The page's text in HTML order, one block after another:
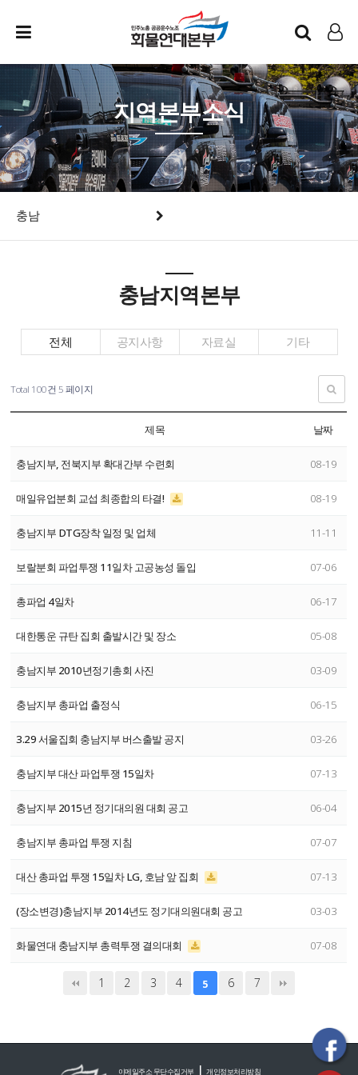
인트라넷
LOG IN
지역본부소식
충남
충남지역본부
전체 공지사항 자료실 기타
Total 100건 5 페이지
제목 날짜
충남지부, 전북지부 확대간부 수련회 08-19
매일유업분회 교섭 최종합의 타결! 08-19
충남지부 DTG장착 일정 및 업체 11-11
보랄분회 파업투쟁 11일차 고공농성 돌입 07-06
총파업 4일차 06-17
대한통운 규탄 집회 출발시간 및 장소 05-08
충남지부 2010년정기총회 사진 03-09
충남지부 총파업 출정식 06-15
3.29 서울집회 충남지부 버스출발 공지 03-26
충남지부 대산 파업투쟁 15일차 07-13
충남지부 2015년 정기대의원 대회 공고 06-04
충남지부 총파업 투쟁 지침 07-07
대산 총파업 투쟁 15일차 LG, 호남 앞 집회 07-13
(장소변경)충남지부 2014년도 정기대의원대회 공고 03-03
화물연대 충남지부 총력투쟁 결의대회 07-08
1 2 3 4 5 6 7
이메일주소 무단수집거부|개인정보처리방침